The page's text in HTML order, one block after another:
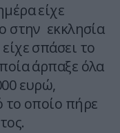
είχε
στην εκκλησία
σπάσει το
άρπαξε όλα
ευρώ,
το οποίο πήρε